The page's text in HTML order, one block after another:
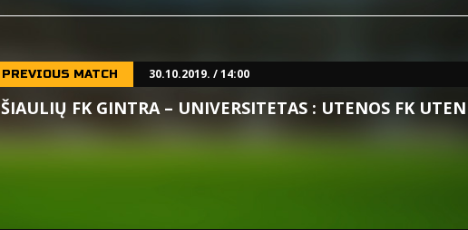
PREVIOUS MATCH 30.10.2019. / 14:00
ŠIAULIŲ FK GINTRA – UNIVERSITETAS : UTENOS FK